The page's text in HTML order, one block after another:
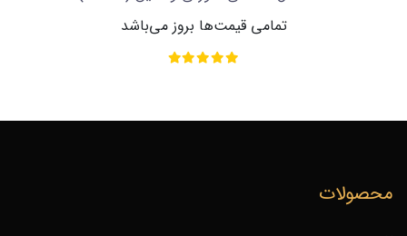
تمامی قیمت‌ها بروز می‌باشد
محصولات